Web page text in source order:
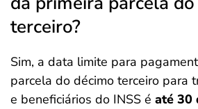
terceiro​?
Sim, a data limite para
parcela do décimo terceiro para
e beneficiários do INSS é até 30